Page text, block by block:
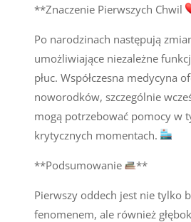
**Znaczenie Pierwszych Chwil
Po narodzinach następują
umożliwiające niezależne
płuc. Współczesna medycyna
noworodków, szczególnie
mogą potrzebować pomocy w
krytycznych momentach.
**Podsumowanie **
Pierwszy oddech jest nie tylko
fenomenem, ale również